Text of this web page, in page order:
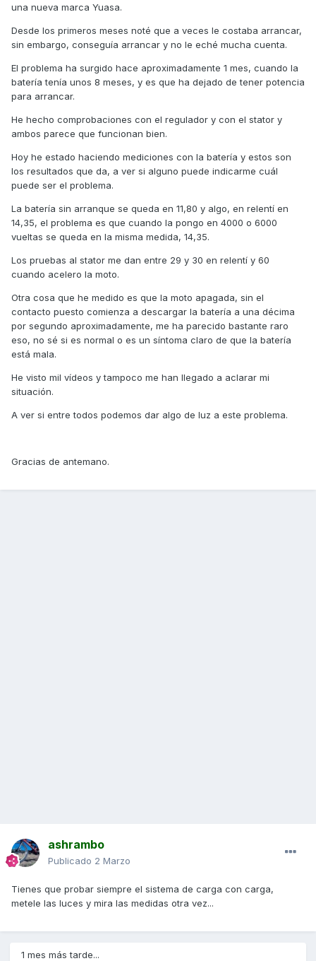
una nueva marca Yuasa.
Desde los primeros meses noté que a veces le costaba arrancar,
sin embargo, conseguía arrancar y no le eché mucha cuenta.
El problema ha surgido hace aproximadamente 1 mes, cuando la
batería tenía unos 8 meses, y es que ha dejado de tener potencia
para arrancar.
He hecho comprobaciones con el regulador y con el stator y
ambos parece que funcionan bien.
Hoy he estado haciendo mediciones con la batería y estos son
los resultados que da, a ver si alguno puede indicarme cuál
puede ser el problema.
La batería sin arranque se queda en 11,80 y algo, en relentí en
14,35, el problema es que cuando la pongo en 4000 o 6000
vueltas se queda en la misma medida, 14,35.
Los pruebas al stator me dan entre 29 y 30 en relentí y 60
cuando acelero la moto.
Otra cosa que he medido es que la moto apagada, sin el
contacto puesto comienza a descargar la batería a una décima
por segundo aproximadamente, me ha parecido bastante raro
eso, no sé si es normal o es un síntoma claro de que la batería
está mala.
He visto mil vídeos y tampoco me han llegado a aclarar mi
situación.
A ver si entre todos podemos dar algo de luz a este problema.
Gracias de antemano.
ashrambo
Publicado 2 Marzo
Tienes que probar siempre el sistema de carga con carga,
metele las luces y mira las medidas otra vez...
1 mes más tarde...